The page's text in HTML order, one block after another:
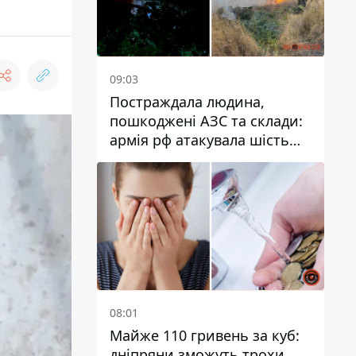
09:03
Постраждала людина,
пошкоджені АЗС та склади:
армія рф атакувала шість
районів Дніпропетровської
області
08:01
Майже 110 гривень за куб: